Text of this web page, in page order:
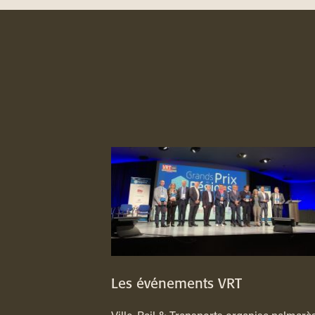
Les événements VRT